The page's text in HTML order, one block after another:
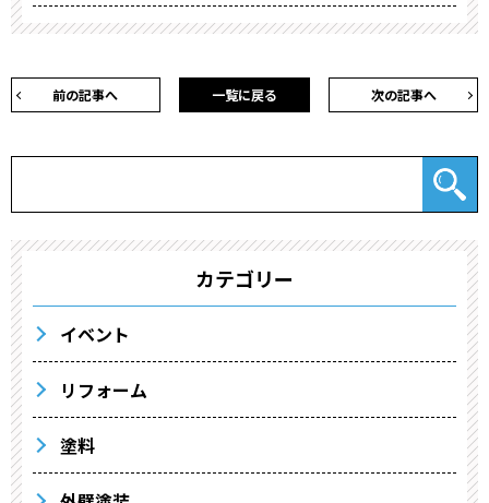
前の記事へ 次の記事へ
一覧に戻る
カテゴリー
イベント
リフォーム
塗料